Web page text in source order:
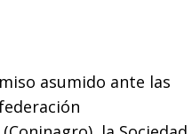
asumido ante las